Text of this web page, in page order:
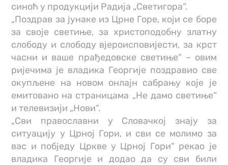
синоћ у продукцији Радија „Светигора“.
„Поздрав за јунаке из Црне Горе, који се боре
за своје светиње, за христоподобну златну
слободу и слободу вјероисповијести, за крст
часни и ваше прађедовске светиње“ – овим
ријечима је владика Георгије поздравио све
окупљене на новом онлајн сабрању које је
емитовано на страницама „Не дамо светиње“
и телевизији „Нови“.
„Сви православни у Словачкој знају за
ситуацију у Црној Гори, и сви се молимо за
вас и побједу Цркве у Црној Гори“ рекао је
владика Георгије и додао да су сви били